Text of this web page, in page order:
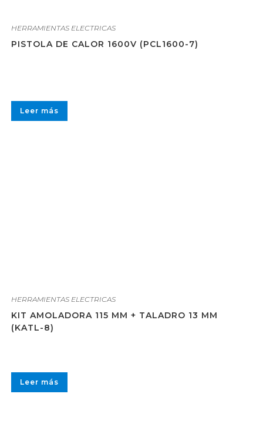
HERRAMIENTAS ELECTRICAS
PISTOLA DE CALOR 1600V (PCL1600-7)
Leer más
HERRAMIENTAS ELECTRICAS
KIT AMOLADORA 115 MM + TALADRO 13 MM
(KATL-8)
Leer más